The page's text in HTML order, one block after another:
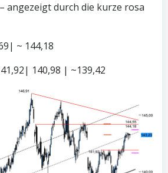
angezeigt durch die kurze rosa
~ 144,18
140,98 | ~139,42